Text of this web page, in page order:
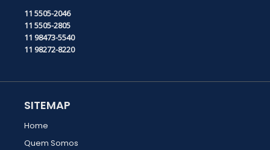
11 5505-2046
11 5505-2805
11 98473-5540
11 98272-8220
SITEMAP
Home
Quem Somos